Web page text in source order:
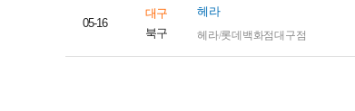
05-16
대구
북구
헤라
헤라/롯데백화점대구점